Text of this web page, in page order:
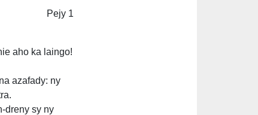
Pejy 1
aho ka laingo!
azafady: ny
dreny sy ny